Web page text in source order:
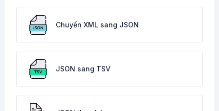
Chuyển XML sang JSON
JSON sang TSV